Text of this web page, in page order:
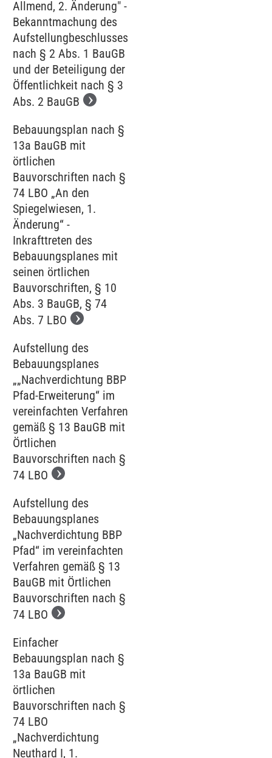
Allmend, 2. Änderung" -
Bekanntmachung des
Aufstellungbeschlusses
nach § 2 Abs. 1 BauGB
und der Beteiligung der
Öffentlichkeit nach § 3
Abs. 2 BauGB
Bebauungsplan nach §
13a BauGB mit
örtlichen
Bauvorschriften nach §
74 LBO „An den
Spiegelwiesen, 1.
Änderung“ -
Inkrafttreten des
Bebauungsplanes mit
seinen örtlichen
Bauvorschriften, § 10
Abs. 3 BauGB, § 74
Abs. 7 LBO
Aufstellung des
Bebauungsplanes
„„Nachverdichtung BBP
Pfad-Erweiterung“ im
vereinfachten Verfahren
gemäß § 13 BauGB mit
Örtlichen
Bauvorschriften nach §
74 LBO
Aufstellung des
Bebauungsplanes
„Nachverdichtung BBP
Pfad“ im vereinfachten
Verfahren gemäß § 13
BauGB mit Örtlichen
Bauvorschriften nach §
74 LBO
Einfacher
Bebauungsplan nach §
13a BauGB mit
örtlichen
Bauvorschriften nach §
74 LBO
„Nachverdichtung
Neuthard I, 1.